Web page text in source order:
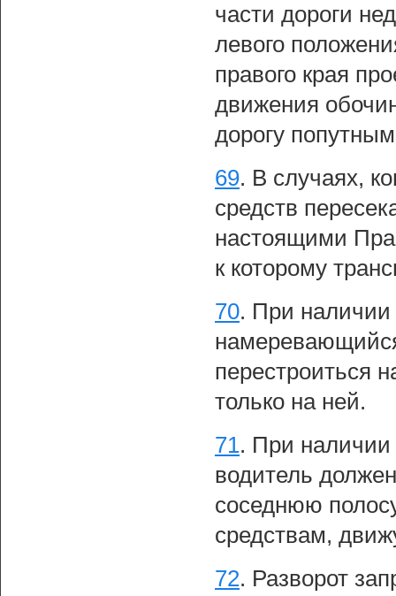
части дороги
левого
правого края
движения
дорогу
69. В случаях,
средств
настоящими
к которому
70. При наличии
перестроиться
только на ней.
71 . При наличии
водитель
соседнюю
средствам,
72. Разворот